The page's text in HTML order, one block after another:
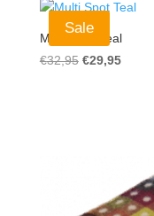
€32,95
Sale
Multi Spot Teal
€32,95 €29,95